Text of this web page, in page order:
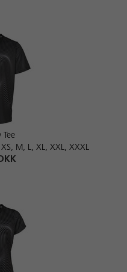
Tee
M, L, XL, XXL, XXXL